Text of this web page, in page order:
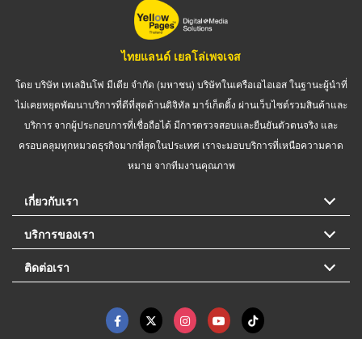
ไทยแลนด์ เยลโล่เพจเจส
โดย บริษัท เทเลอินโฟ มีเดีย จำกัด (มหาชน) บริษัทในเครือเอไอเอส ในฐานะผู้นำที่
ไม่เคยหยุดพัฒนาบริการที่ดีที่สุดด้านดิจิทัล มาร์เก็ตติ้ง ผ่านเว็บไซต์รวมสินค้าและ
บริการ จากผู้ประกอบการที่เชื่อถือได้ มีการตรวจสอบและยืนยันตัวตนจริง และ
ครอบคลุมทุกหมวดธุรกิจมากที่สุดในประเทศ เราจะมอบบริการที่เหนือความคาด
หมาย จากทีมงานคุณภาพ
เกี่ยวกับเรา
บริการของเรา
ติดต่อเรา